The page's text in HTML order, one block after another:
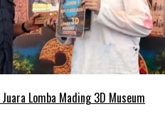
Lomba Mading 3D Museum